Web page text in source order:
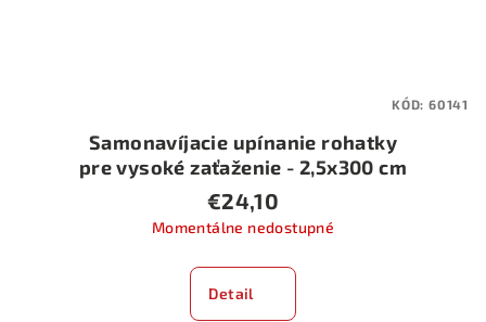
Samonavíjacie upínanie rohatky
pre vysoké zaťaženie - 2,5x300 cm
€24,10
Momentálne nedostupné
Detail
KÓD: 60141